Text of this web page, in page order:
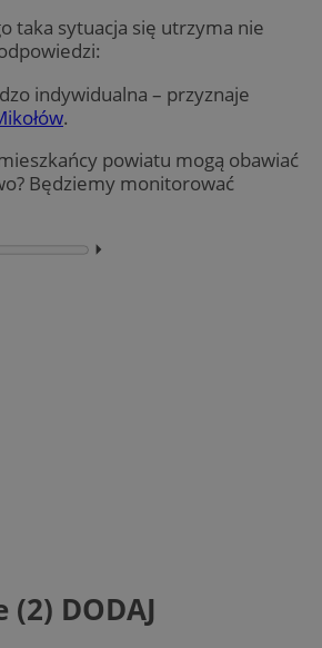
taka sytuacja się utrzyma nie
indywidualna – przyznaje
.
powiatu mogą obawiać
Będziemy monitorować
⏵︎
(2) DODAJ